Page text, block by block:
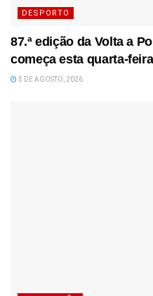
DESPORTO
87.ª edição da Volta a
começa esta quarta-feira
5 DE AGOSTO, 2026